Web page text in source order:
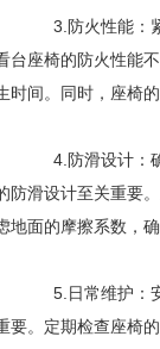
3.防火性能：
座椅的防火性
间。同时，座椅
4.防滑设计：
滑设计至关重
地面的摩擦系数，
5.日常维护：
。定期检查座